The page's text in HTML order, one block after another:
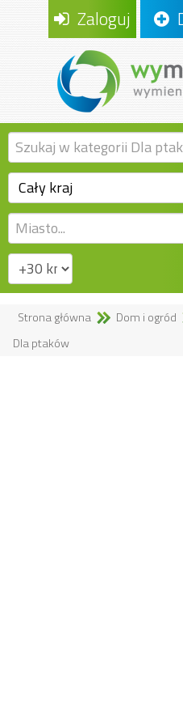
Zaloguj
Strona główna Dom i ogród
Dla ptaków